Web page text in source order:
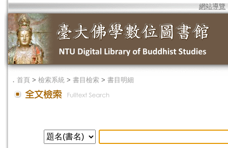
網站導覽
． 首頁 > 檢索系統 > 書目檢索 > 書目明細